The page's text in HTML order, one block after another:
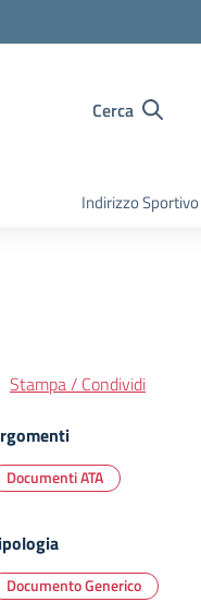
Cerca
Indirizzo Sportivo
Stampa / Condividi
Documenti ATA
Documento Generico